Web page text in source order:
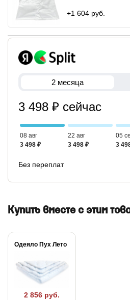
+1 604 руб.
2 месяца
3 498 ₽ сейчас
08 авг
3 498 ₽
22 авг
3 498 ₽
05
3
Без переплат
Купить вместе с этим
Одеяло Пух Лето
2 856 руб.